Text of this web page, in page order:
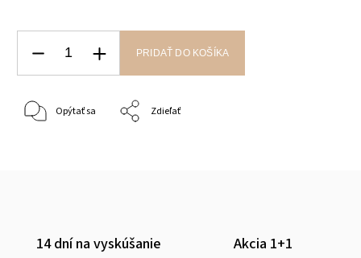
PRIDAŤ DO KOŠÍKA
Opýtať sa Zdieľať
14 dní na vyskúšanie Akcia 1+1